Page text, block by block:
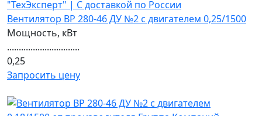
Вентилятор ВР 280-46 ДУ №2 с двигателем 0,25/1500
Мощность, кВт
...............................
0,25
Запросить цену